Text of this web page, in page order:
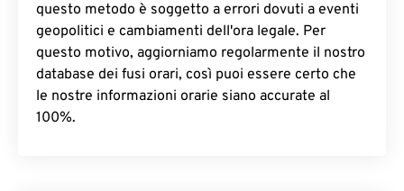
questo metodo è soggetto a errori dovuti a eventi
geopolitici e cambiamenti dell'ora legale. Per
questo motivo, aggiorniamo regolarmente il nostro
database dei fusi orari, così puoi essere certo che
le nostre informazioni orarie siano accurate al
100%.